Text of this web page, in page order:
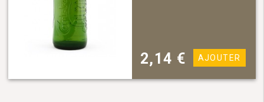
2,14 € AJOUTER